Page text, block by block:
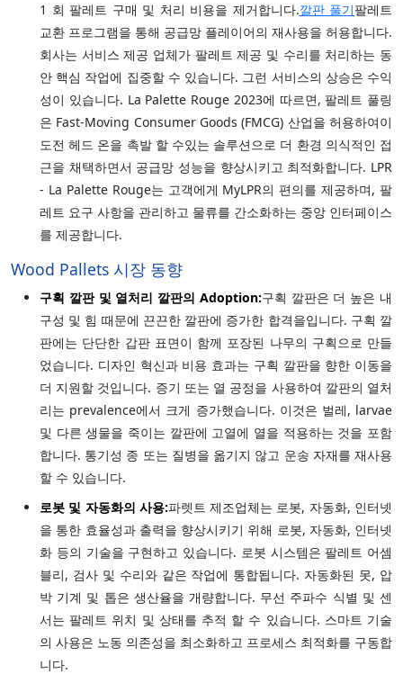
1 회 팔레트 구매 및 처리 비용을 제거합니다.깔판 풀기팔레트
교환 프로그램을 통해 공급망 플레이어의 재사용을 허용합니다.
회사는 서비스 제공 업체가 팔레트 제공 및 수리를 처리하는 동
안 핵심 작업에 집중할 수 있습니다. 그런 서비스의 상승은 수익
성이 있습니다. La Palette Rouge 2023에 따르면, 팔레트 풀링
은 Fast-Moving Consumer Goods (FMCG) 산업을 허용하여이
도전 헤드 온을 촉발 할 수있는 솔루션으로 더 환경 의식적인 접
근을 채택하면서 공급망 성능을 향상시키고 최적화합니다. LPR
- La Palette Rouge는 고객에게 MyLPR의 편의를 제공하며, 팔
레트 요구 사항을 관리하고 물류를 간소화하는 중앙 인터페이스
를 제공합니다.
Wood Pallets 시장 동향
구획 깔판 및 열처리 깔판의 Adoption:구획 깔판은 더 높은 내
구성 및 힘 때문에 끈끈한 깔판에 증가한 합격을입니다. 구획 깔
판에는 단단한 갑판 표면이 함께 포장된 나무의 구획으로 만들
었습니다. 디자인 혁신과 비용 효과는 구획 깔판을 향한 이동을
더 지원할 것입니다. 증기 또는 열 공정을 사용하여 깔판의 열처
리는 prevalence에서 크게 증가했습니다. 이것은 벌레, larvae
및 다른 생물을 죽이는 깔판에 고열에 열을 적용하는 것을 포함
합니다. 통기성 종 또는 질병을 옮기지 않고 운송 자재를 재사용
할 수 있습니다.
로봇 및 자동화의 사용:파렛트 제조업체는 로봇, 자동화, 인터넷
을 통한 효율성과 출력을 향상시키기 위해 로봇, 자동화, 인터넷
화 등의 기술을 구현하고 있습니다. 로봇 시스템은 팔레트 어셈
블리, 검사 및 수리와 같은 작업에 통합됩니다. 자동화된 못, 압
박 기계 및 톱은 생산율을 개량합니다. 무선 주파수 식별 및 센
서는 팔레트 위치 및 상태를 추적 할 수 있습니다. 스마트 기술
의 사용은 노동 의존성을 최소화하고 프로세스 최적화를 구동합
니다.